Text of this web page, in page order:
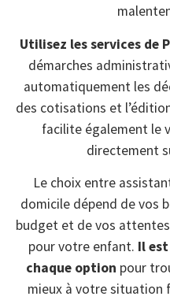
Utilisez les services de
démarches
automatiquement les
des cotisations et
facilite également le
directement
Le choix entre
domicile dépend de vos
budget et de vos
pour votre enfant. Il
chaque option pour
mieux à votre situation